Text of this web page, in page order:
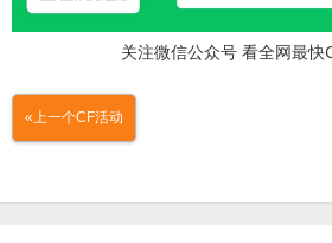
关注微信公众号 看全网最快
«上一个CF活动